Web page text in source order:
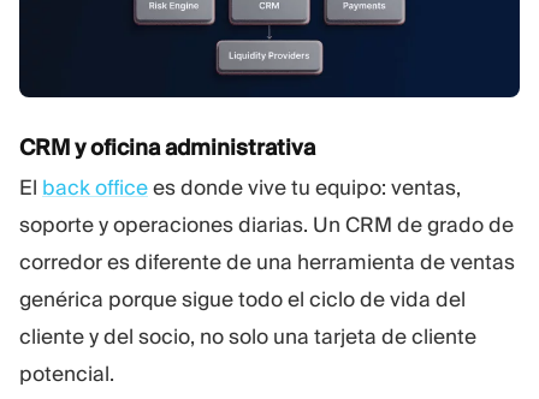
CRM y oficina administrativa
El back officees donde vive tu equipo: ventas,
soporte y operaciones diarias. Un CRM de grado de
corredor es diferente de una herramienta de ventas
genérica porque sigue todo el ciclo de vida del
cliente y del socio, no solo una tarjeta de cliente
potencial.